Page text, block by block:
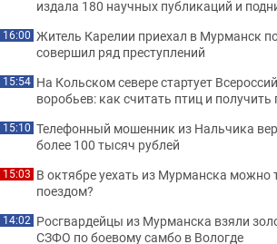
издала 180 научных публикаций и
16:00 Житель Карелии приехал в Мурманск
совершил ряд преступлений
15:54 На Кольском севере стартует
воробьев: как считать птиц и получить
15:10 Телефонный мошенник из Нальчика
более 100 тысяч рублей
15:03 В октябре уехать из Мурманска можно
поездом?
14:02 Росгвардейцы из Мурманска взяли
СЗФО по боевому самбо в Вологде